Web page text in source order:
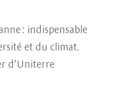
: indispensable
et du climat.
d’Uniterre